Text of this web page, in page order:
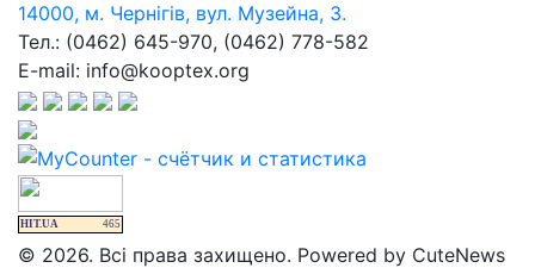
14000, м. Чернігів, вул. Музейна, 3.
Тел.: (0462) 645-970, (0462) 778-582
E-mail: info@kooptex.org
HIT.UA 465
© 2026. Всі права захищено. Powered by CuteNews